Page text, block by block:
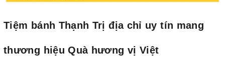
Tiệm bánh Thạnh Trị địa chỉ uy tín mang
thương hiệu Quà hương vị Việt